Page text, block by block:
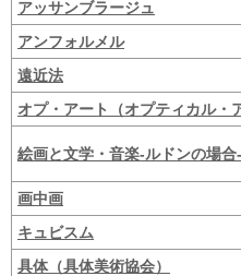
アッサンブラージュ
アンフォルメル
遠近法
オプ・アート（オプティカル・
絵画と文学・音楽-ルドンの場合-
画中画
キュビスム
具体（具体美術協会）